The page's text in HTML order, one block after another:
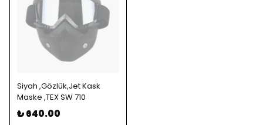
Siyah ,Gözlük,Jet Kask
Maske ,TEX SW 710
₺ 640.00